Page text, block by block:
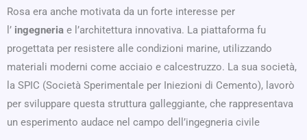
Rosa era anche motivata da un forte interesse per
l’ ingegneria e l’architettura innovativa. La piattaforma fu
progettata per resistere alle condizioni marine, utilizzando
materiali moderni come acciaio e calcestruzzo. La sua società,
la SPIC (Società Sperimentale per Iniezioni di Cemento), lavorò
per sviluppare questa struttura galleggiante, che rappresentava
un esperimento audace nel campo dell’ingegneria civile